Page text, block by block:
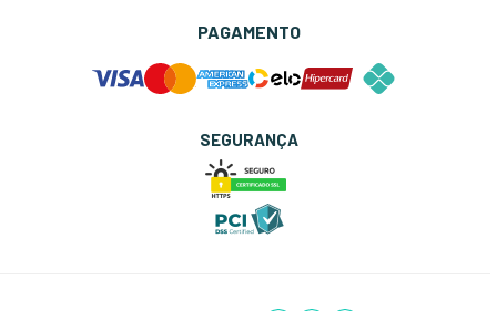
PAGAMENTO
SEGURANÇA